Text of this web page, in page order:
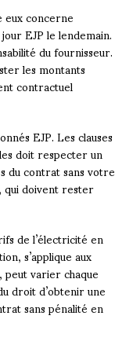
concerne
EJP le lendemain.
du fournisseur.
les montants
contractuel
EJP. Les clauses
doit respecter un
contrat sans votre
qui doivent rester
de l’électricité en
s’applique aux
varier chaque
droit d’obtenir une
sans pénalité en